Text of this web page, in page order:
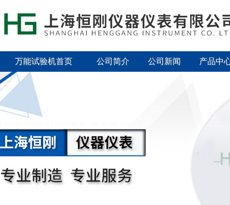
万能试验机首页 公司简介 公司新闻 产品中